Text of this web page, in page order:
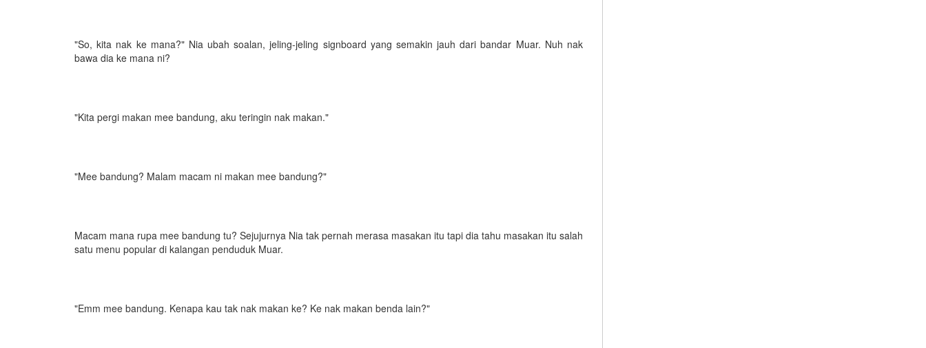
"So, kita nak ke mana?" Nia ubah soalan, jeling-jeling signboard yang semakin jauh dari bandar Muar. Nuh nak
bawa dia ke mana ni?
"Kita pergi makan mee bandung, aku teringin nak makan."
"Mee bandung? Malam macam ni makan mee bandung?"
Macam mana rupa mee bandung tu? Sejujurnya Nia tak pernah merasa masakan itu tapi dia tahu masakan itu salah
satu menu popular di kalangan penduduk Muar.
"Emm mee bandung. Kenapa kau tak nak makan ke? Ke nak makan benda lain?"